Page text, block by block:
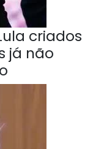
criados
já não